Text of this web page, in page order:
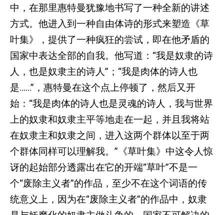
中，在那里惠特曼犹豫地书写了一种全新的讲述
方式。他进入到一种自由体诗的形式来塑造《草
叶集》，提供了一种疯狂的尝试，即在他矛盾的
国家中表达全部的自我。他写道：“我是奴隶的诗
人，也是奴隶主的诗人”；“我是肉体的诗人也
是……”，惠特曼在这个点上停顿了，然后又开
始：“我是肉体的诗人也是灵魂的诗人，我与世界
上的奴隶和奴隶主平等地走在一起，并且我将站
在奴隶主和奴隶之间，进入这两个群体以至于两
个群体同样可以理解我。”《草叶集》中这令人惊
讶的起始部分透露出在它的开端“草叶”不是一
个“废除主义者”的作品，至少不在这个词语的传
统意义上，因为在“废除主义者”的作品中，奴隶